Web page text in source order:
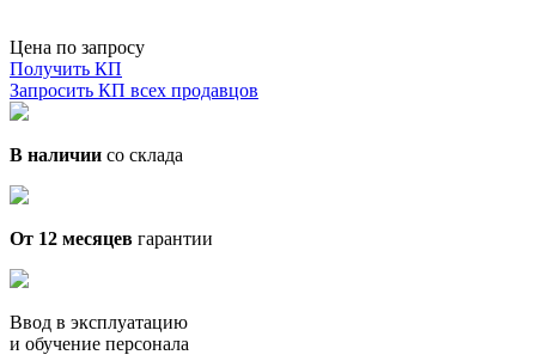
Цена по запросу
Получить КП
Запросить КП всех продавцов
В наличии со склада
От 12 месяцев гарантии
Ввод в эксплуатацию
и обучение персонала